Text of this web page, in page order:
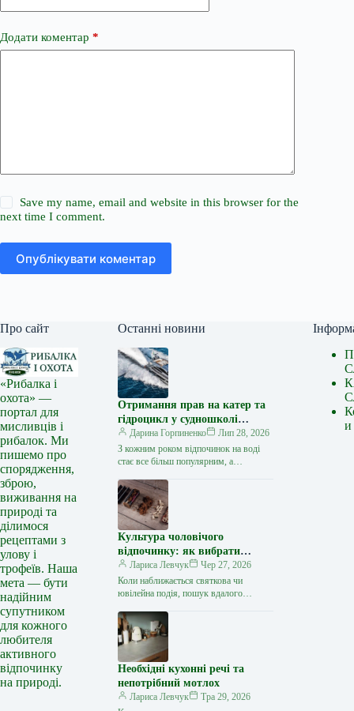
Додати коментар *
Save my name, email and website in this browser for the
next time I comment.
Опублікувати коментар
Про сайт
«Рибалка і
охота» —
портал для
мисливців і
рибалок. Ми
пишемо про
спорядження,
зброю,
виживання на
природі та
ділимося
рецептами з
улову і
трофеїв. Наша
мета — бути
надійним
супутником
для кожного
любителя
активного
відпочинку
на природі.
Останні новини
Отримання прав на катер та
гідроцикл у судношколі
«Либідь-А»: від теорії до
іспиту
Дарина Горпиненко
Лип 28, 2026
З кожним роком відпочинок на воді
стає все більш популярним, а
чи гідроциклом відкриває нові
горизонти…
Культура чоловічого
відпочинку: як вибрати
стильний та корисний
подарунок
Лариса Левчук
Чер 27, 2026
Коли наближається святкова чи
ювілейна подія, пошук вдалого
близької людини нерідко
перетворюється на складне завдання.
…
Необхідні кухонні речі та
непотрібний мотлох
Лариса Левчук
Тра 29, 2026
и